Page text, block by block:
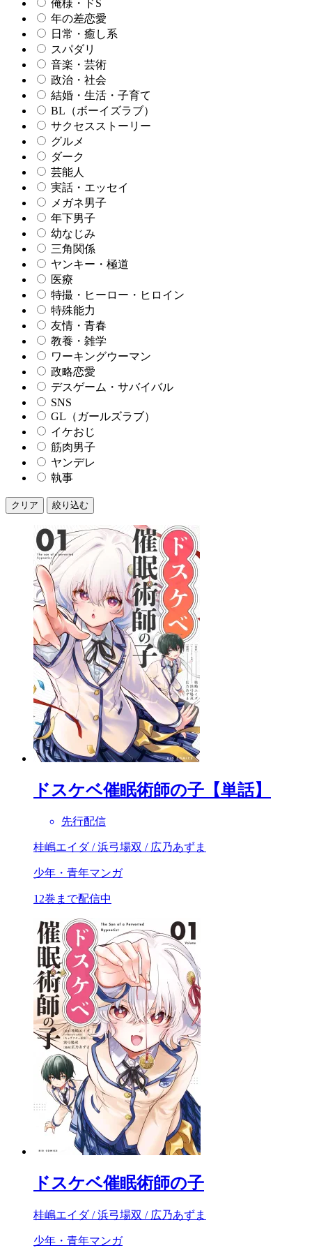
俺様・ドS
年の差恋愛
日常・癒し系
スパダリ
音楽・芸術
政治・社会
結婚・生活・子育て
BL（ボーイズラブ）
サクセスストーリー
グルメ
ダーク
芸能人
実話・エッセイ
メガネ男子
年下男子
幼なじみ
三角関係
ヤンキー・極道
医療
特撮・ヒーロー・ヒロイン
特殊能力
友情・青春
教養・雑学
ワーキングウーマン
政略恋愛
デスゲーム・サバイバル
SNS
GL（ガールズラブ）
イケおじ
筋肉男子
ヤンデレ
執事
クリア 絞り込む
ドスケベ催眠術師の子【単話】
先行配信
桂嶋エイダ / 浜弓場双 / 広乃あずま
少年・青年マンガ
12巻まで配信中
ドスケベ催眠術師の子
桂嶋エイダ / 浜弓場双 / 広乃あずま
少年・青年マンガ